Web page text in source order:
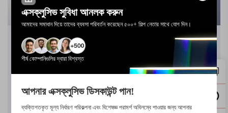
এক্সক্লুসিভ সুবিধা আনলক করুন
আমাদের সমাধান দিয়ে তাদের ব্যবসা পরিবর্তন করেছেন ৫০০+ শিল্প নেতার সাথে যোগ দিন।
শীর্ষ কোম্পানিগুলির দ্বারা বিশ্বস্ত
আপনার এক্সক্লুসিভ ডিসকাউন্ট পান!
ব্যক্তিগতকৃত মূল্য নির্ধারণ পরিকল্পনা এবং বিশেষজ্ঞ পরামর্শ অবিলম্বে পাওয়ার জন্য আপনার